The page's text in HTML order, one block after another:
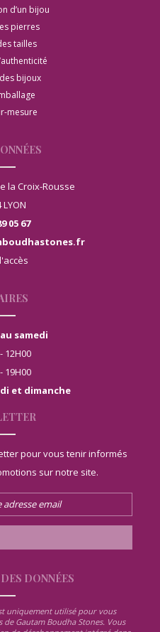
d’un bijou
pierres
tailles
bijoux
mesure
la Croix-Rousse
LYON
05 67
samedi
12H00
19H00
et dimanche
pour vous tenir informés
sur notre site.
DONNÉES
uniquement utilisé pour vous
Gautam Boudha Stones. Vous